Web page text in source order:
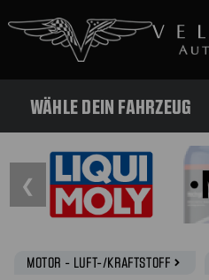
WÄHLE DEIN FAHRZEUG
❮
MOTOR - LUFT-/KRAFTSTOFF navigate_next